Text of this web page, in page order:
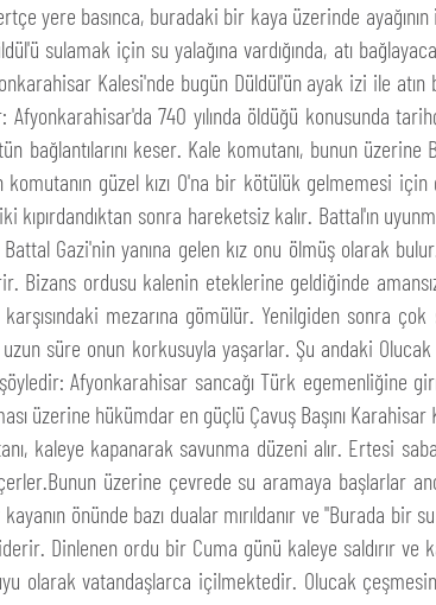
yere basınca, buradaki bir kaya üzerinde ayağının
sulamak için su yalağına vardığında, atı
Kalesi'nde bugün Düldül'ün ayak izi ile atın
740 yılında öldüğü konusunda
bağlantılarını keser. Kale komutanı, bunun
güzel kızı O'na bir kötülük gelmemesi
sonra hareketsiz kalır. Battal'ın
Gazi'nin yanına gelen kız onu ölmüş olarak
Bizans ordusu kalenin eteklerine geldiğinde
mezarına gömülür. Yenilgiden sonra
süre onun korkusuyla yaşarlar. Şu andaki
Afyonkarahisar sancağı Türk egemenliğine
üzerine hükümdar en güçlü Çavuş Başını Karahisar
kaleye kapanarak savunma düzeni alır. Ertesi
üzerine çevrede su aramaya başlarlar
önünde bazı dualar mırıldanır ve "Burada bir su
Dinlenen ordu bir Cuma günü kaleye saldırır ve
olarak vatandaşlarca içilmektedir. Olucak